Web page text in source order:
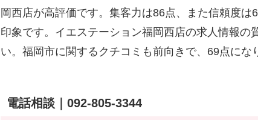
岡西店が高評価です。集客力は86点、また信頼度
印象です。イエステーション福岡西店の求人情報の
い。福岡市に関するクチコミも前向きで、69点にな
電話相談｜092-805-3344